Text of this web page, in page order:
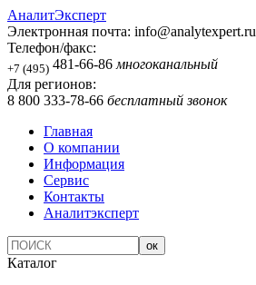
АналитЭксперт
Электронная почта: info@analytexpert.ru
Телефон/факс:
+7 (495) 481-66-86 многоканальный
Для регионов:
8 800 333-78-66 бесплатный звонок
Главная
О компании
Информация
Сервис
Контакты
Аналитэксперт
Каталог